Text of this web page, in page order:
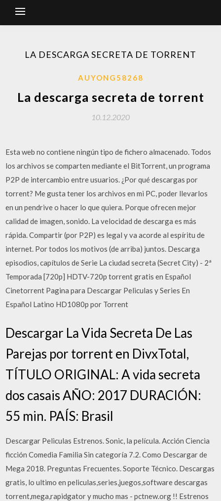
LA DESCARGA SECRETA DE TORRENT
AUYONG58268
La descarga secreta de torrent
10.12.2020
Esta web no contiene ningún tipo de fichero almacenado. Todos
los archivos se comparten mediante el BitTorrent, un programa
P2P de intercambio entre usuarios. ¿Por qué descargas por
torrent? Me gusta tener los archivos en mi PC, poder llevarlos
en un pendrive o hacer lo que quiera. Porque ofrecen mejor
calidad de imagen, sonido. La velocidad de descarga es más
rápida. Compartir (por P2P) es legal y va acorde al espíritu de
internet. Por todos los motivos (de arriba) juntos. Descarga
episodios, capítulos de Serie La ciudad secreta (Secret City) - 2ª
Temporada [720p] HDTV-720p torrent gratis en Español
Cinetorrent Pagina para Descargar Peliculas y Series En
Español Latino HD1080p por Torrent
Descargar La Vida Secreta De Las
Parejas por torrent en DivxTotal,
TÍTULO ORIGINAL: A vida secreta
dos casais AÑO: 2017 DURACIÓN:
55 min. PAÍS: Brasil
Descargar Peliculas Estrenos. Sonic, la película. Acción Ciencia
ficción Comedia Familia Sin categoría 7.2. Como Descargar de
Mega 2018. Preguntas Frecuentes. Soporte Técnico. Descargas
gratis, lo ultimo en peliculas,series,juegos,software descargas
torrent,mega,rapidgator y mucho mas - pctnew.org !! Estrenos